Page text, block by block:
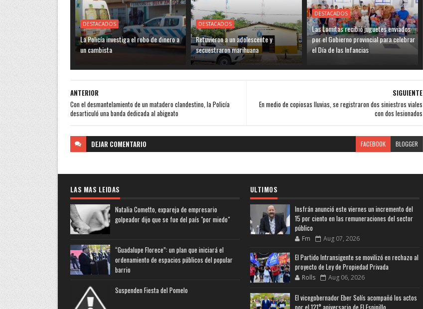
DESTACADOS
La Policía investiga el robo de dinero a
un cambista
DESTACADOS
Retuvieron a un adolescente y
secuestraron marihuana
DESTACADOS
Las Lomitas recibió juguetes enviados
por el Gobierno provincial para celebrar
el Día de las Infancias
SIGUIENTE
En medio de copiosas lluvias, se registraron dos siniestros viales
con dos lesionados
ANTERIOR
Con el desmantelamiento de un matadero clandestino, la Policía
desarticuló una banda dedicada al abigeato
DEJAR COMENTARIO FACEBOOK BLOGGER
LAS MAS LEIDAS
Natalia Cometto, expareja de empresario
golpeador dijo que se fue del país "por miedo"
“Guadalupe Florece”: un plan que iniciará el
ordenamiento de espacios públicos del popular
barrio
Suspenden Fiesta del Pomelo
ULTIMOS
Insfrán anunció este viernes un incremento del
15 por ciento en las remuneraciones del sector
público
Fm Aug 07, 2026
El Partido Intransigente se movilizó en rechazo al
proyecto de Ley de Propiedad Privada
Rolls Aug 06, 2026
El vicegobernador Eber Solís acompañó los actos
por el 121° aniversario de El Espinillo